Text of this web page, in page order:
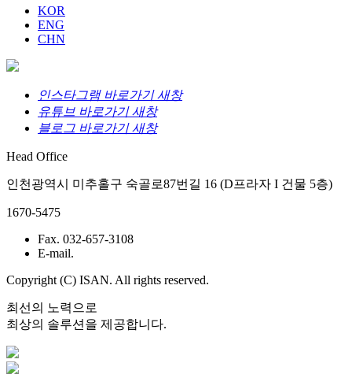
KOR
ENG
CHN
인스타그램 바로가기 새창
유튜브 바로가기 새창
블로그 바로가기 새창
Head Office
인천광역시 미추홀구 숙골로87번길 16 (D프라자 I 건물 5층)
1670-5475
Fax. 032-657-3108
E-mail.
Copyright (C) ISAN. All rights reserved.
최선의 노력으로
최상의 솔루션을 제공합니다.